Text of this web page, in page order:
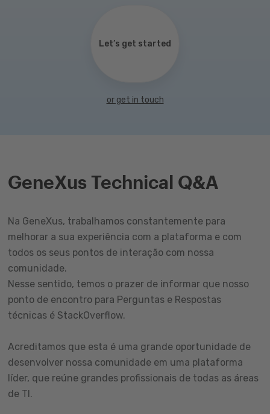
Let’s get started
or get in touch
GeneXus Technical Q&A
Na GeneXus, trabalhamos constantemente para
melhorar a sua experiência com a plataforma e com
todos os seus pontos de interação com nossa
comunidade.
Nesse sentido, temos o prazer de informar que nosso
ponto de encontro para Perguntas e Respostas
técnicas é StackOverflow.
Acreditamos que esta é uma grande oportunidade de
desenvolver nossa comunidade em uma plataforma
líder, que reúne grandes profissionais de todas as áreas
de TI.